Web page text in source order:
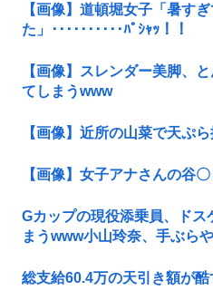
【画像】道頓堀女子「暑す
た」･･････････ﾊﾟｼｬｯ！！
【画像】スレンダー美脚、
てしまうwww
【画像】近所の山菜で天ぷ
【画像】女子アナさんの谷
Gカップの現役添乗員、ド
まうwww小山玲奈、手ぶら
総支給60.4万の天引き額が酷